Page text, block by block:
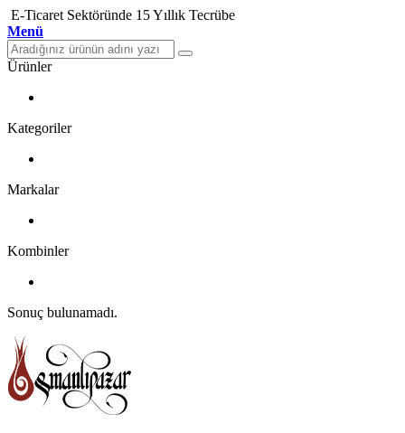
E-Ticaret Sektöründe 15 Yıllık Tecrübe
Menü
Ürünler
Kategoriler
Markalar
Kombinler
Sonuç bulunamadı.